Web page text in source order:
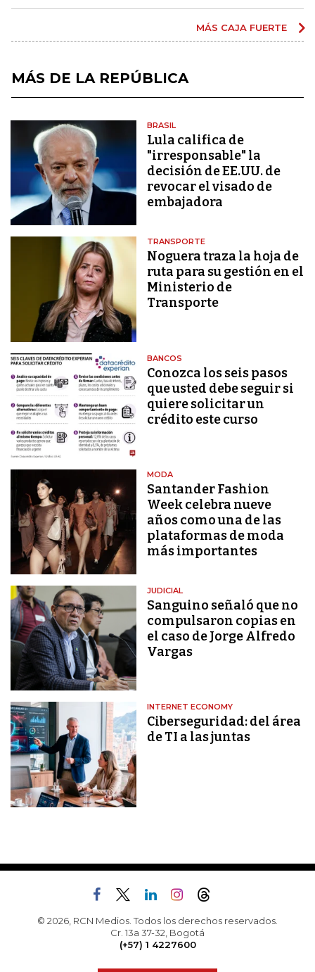
MÁS CAJA FUERTE
MÁS DE LA REPÚBLICA
BRASIL
Lula califica de
"irresponsable" la
decisión de EE.UU. de
revocar el visado de
embajadora
TRANSPORTE
Noguera traza la hoja de
ruta para su gestión en el
Ministerio de
Transporte
BANCOS
Conozca los seis pasos
que usted debe seguir si
quiere solicitar un
crédito este curso
MODA
Santander Fashion
Week celebra nueve
años como una de las
plataformas de moda
más importantes
JUDICIAL
Sanguino señaló que no
compulsaron copias en
el caso de Jorge Alfredo
Vargas
INTERNET ECONOMY
Ciberseguridad: del área
de TI a las juntas
© 2026, RCN Medios. Todos los derechos reservados.
Cr. 13a 37-32, Bogotá
(+57) 1 4227600